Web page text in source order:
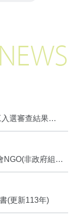
NEWS
選審查結果
非政府組織)
(更新113年)